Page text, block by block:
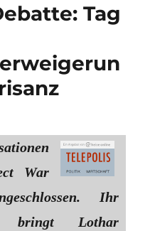
Tag
War
Ihr
bringt Lothar